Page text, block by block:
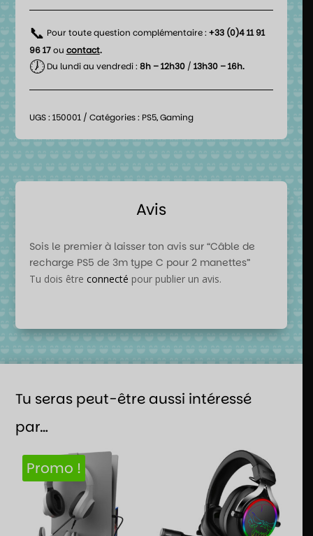
📞 Pour toute question complémentaire : +33 (0)4 11 91
96 17ou contact.
🕖Du lundi au vendredi : 8h – 12h30/ 13h30 – 16h.
UGS : 150001 Catégories : PS5,Gaming
Avis
Sois le premier à laisser ton avis sur “Câble de
recharge PS5 de 3m type C pour 2 manettes”
Tu dois être connecté pour publier un avis.
Tu seras peut-être aussi intéressé
par…
Promo !